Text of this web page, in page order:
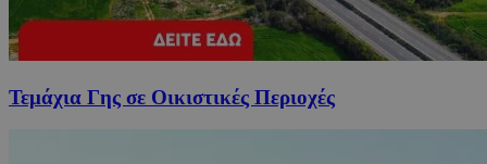
Τεμάχια Γης σε Οικιστικές Περιοχές